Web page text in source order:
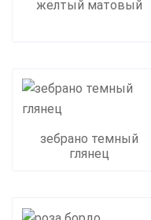
желтый матовый
зебрано темный
глянец